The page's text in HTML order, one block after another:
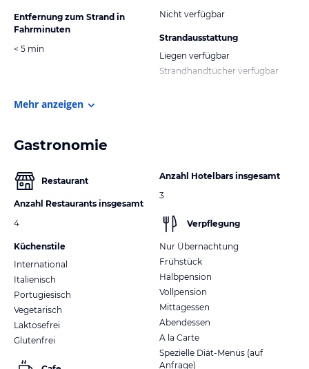
Entfernung zum Strand in
Fahrminuten
< 5 min
Nicht verfügbar
Strandausstattung
Liegen verfügbar
Strandhandtücher verfügbar
Mehr anzeigen
Gastronomie
Restaurant
Anzahl Restaurants insgesamt
4
Küchenstile
International
Italienisch
Portugiesisch
Vegetarisch
Laktosefrei
Glutenfrei
Anzahl Hotelbars insgesamt
3
Verpflegung
Nur Übernachtung
Frühstück
Halbpension
Vollpension
Mittagessen
Abendessen
A la Carte
Spezielle Diät-Menüs (auf
Anfrage)